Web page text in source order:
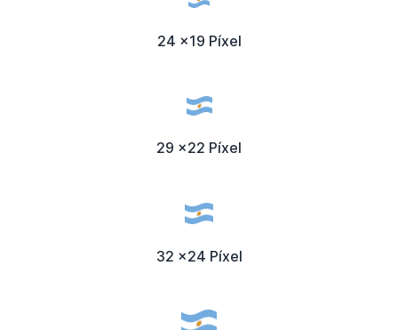
24 x19 Píxel
29 x22 Píxel
32 x24 Píxel